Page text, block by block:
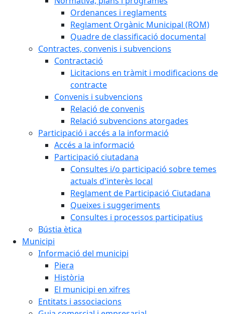
Ordenances i reglaments
Reglament Orgànic Municipal (ROM)
Quadre de classificació documental
Contractes, convenis i subvencions
Contractació
Licitacions en tràmit i modificacions de
contracte
Convenis i subvencions
Relació de convenis
Relació subvencions atorgades
Participació i accés a la informació
Accés a la informació
Participació ciutadana
Consultes i/o participació sobre temes
actuals d'interès local
Reglament de Participació Ciutadana
Queixes i suggeriments
Consultes i processos participatius
Bústia ètica
Municipi
Informació del municipi
Piera
Història
El municipi en xifres
Entitats i associacions